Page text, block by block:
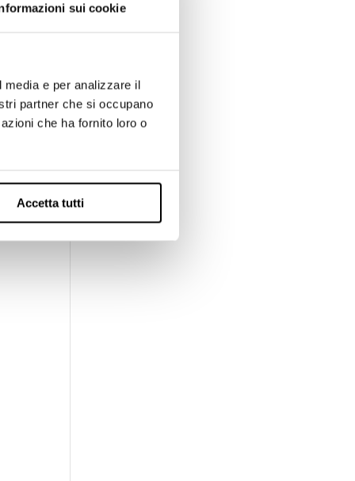
sui cookie
e per analizzare il
partner che si occupano
che ha fornito loro o
Accetta tutti